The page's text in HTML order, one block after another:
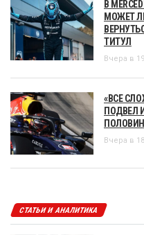
В
МОЖЕТ
ТИТУЛ
Вчера в
«ВСЕ
ПОДВЕЛ
Вчера в
СТАТЬИ И АНАЛИТИКА